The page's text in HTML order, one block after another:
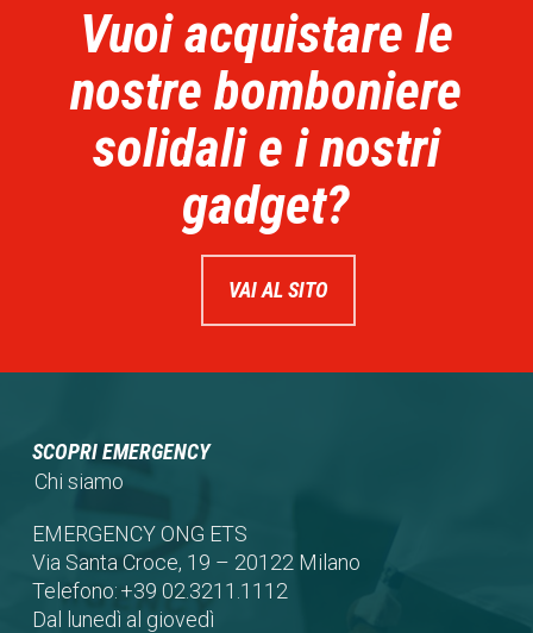
Vuoi acquistare le
nostre bomboniere
solidali e i nostri
gadget?
VAI AL SITO
SCOPRI EMERGENCY
Chi siamo
EMERGENCY ONG ETS
Via Santa Croce, 19 – 20122 Milano
Telefono:+39 02.3211.1112
Dal lunedì al giovedì